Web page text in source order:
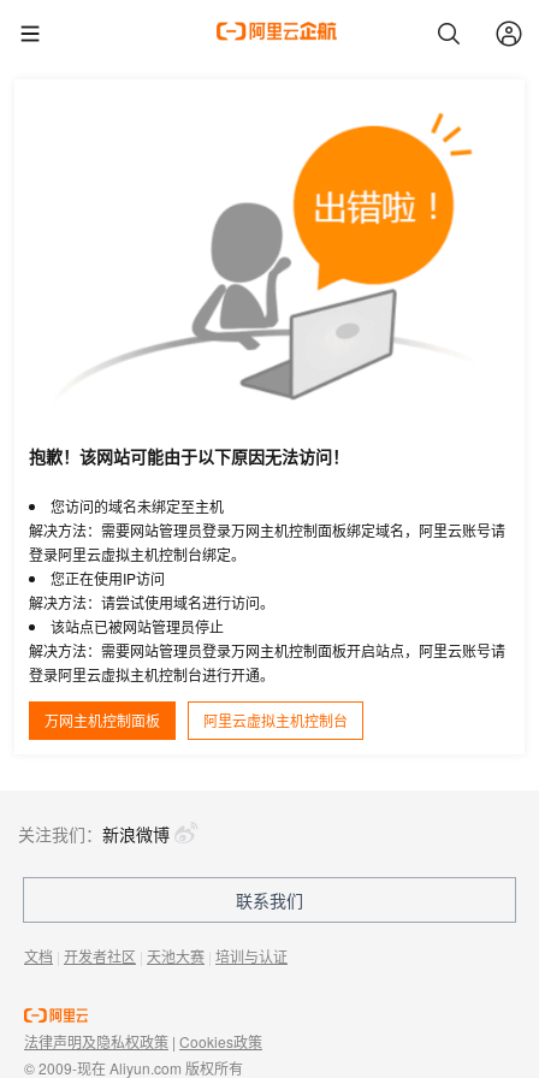
抱歉！该网站可能由于以下原因无法访问！
您访问的域名未绑定至主机
解决方法：需要网站管理员登录万网主机控制面板绑定域名，阿里云账号请
登录阿里云虚拟主机控制台绑定。
您正在使用IP访问
解决方法：请尝试使用域名进行访问。
该站点已被网站管理员停止
解决方法：需要网站管理员登录万网主机控制面板开启站点，阿里云账号请
登录阿里云虚拟主机控制台进行开通。
万网主机控制面板 阿里云虚拟主机控制台